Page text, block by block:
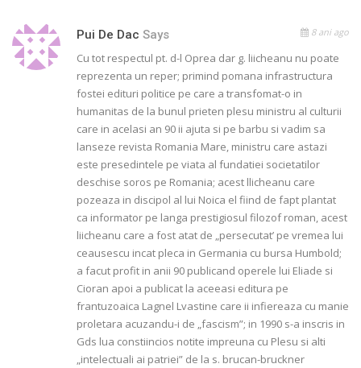
Pui De Dac Says 8 ani ago
Cu tot respectul pt. d-l Oprea dar g. liicheanu nu poate
reprezenta un reper; primind pomana infrastructura
fostei edituri politice pe care a transfomat-o in
humanitas de la bunul prieten plesu ministru al culturii
care in acelasi an 90 ii ajuta si pe barbu si vadim sa
lanseze revista Romania Mare, ministru care astazi
este presedintele pe viata al fundatiei societatilor
deschise soros pe Romania; acest llicheanu care
pozeaza in discipol al lui Noica el fiind de fapt plantat
ca informator pe langa prestigiosul filozof roman, acest
liicheanu care a fost atat de „persecutat’ pe vremea lui
ceausescu incat pleca in Germania cu bursa Humbold;
a facut profit in anii 90 publicand operele lui Eliade si
Cioran apoi a publicat la aceeasi editura pe
frantuzoaica Lagnel Lvastine care ii infiereaza cu manie
proletara acuzandu-i de „fascism”; in 1990 s-a inscris in
Gds lua constiincios notite impreuna cu Plesu si alti
„intelectuali ai patriei” de la s. brucan-bruckner